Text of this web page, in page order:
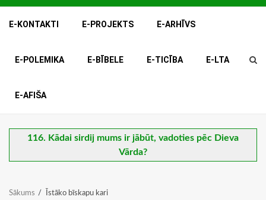
E-KONTAKTI E-PROJEKTS E-ARHĪVS
E-POLEMIKA E-BĪBELE E-TICĪBA E-LTA
E-AFIŠA
116. Kādai sirdij mums ir jābūt, vadoties pēc Dieva
Vārda?
Sākums Īstāko bīskapu kari